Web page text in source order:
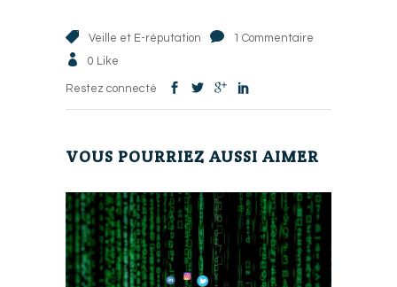
Veille et E-réputation
1 Commentaire
0 Like
Restez connecté
VOUS POURRIEZ AUSSI AIMER